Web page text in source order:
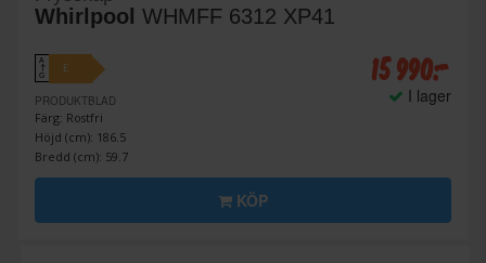
Whirlpool WHMFF 6312 XP41
A
↑
G
E
PRODUKTBLAD
Färg: Rostfri
Höjd (cm): 186.5
Bredd (cm): 59.7
15 990:-
I lager
KÖP